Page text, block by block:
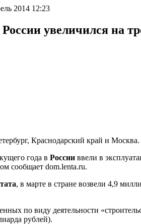
2014 12:23
увеличился на
Краснодарский край и Москва.
года в России ввели в
сообщает dom.lenta.ru.
, в марте в стране возвели 4,9
по виду деятельности
рублей).